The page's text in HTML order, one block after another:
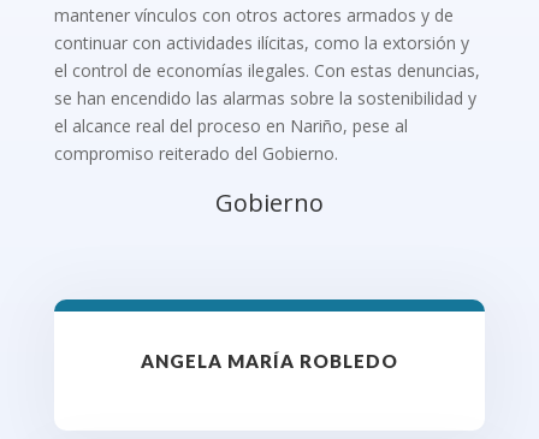
mantener vínculos con otros actores armados y de
continuar con actividades ilícitas, como la extorsión y
el control de economías ilegales. Con estas denuncias,
se han encendido las alarmas sobre la sostenibilidad y
el alcance real del proceso en Nariño, pese al
compromiso reiterado del Gobierno.
Gobierno
ANGELA MARÍA ROBLEDO